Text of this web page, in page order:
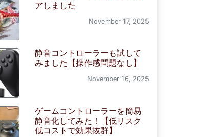
アしました
November 17, 2025
静音コントローラーも試して
みました【操作感問題なし】
November 16, 2025
ゲームコントローラーを簡易
静音化してみた！【低リスク
低コストで効果抜群】